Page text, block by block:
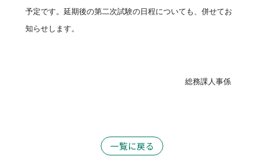
予定です。延期後の第二次試験の日程についても、併せてお
知らせします。
総務課人事係
一覧に戻る